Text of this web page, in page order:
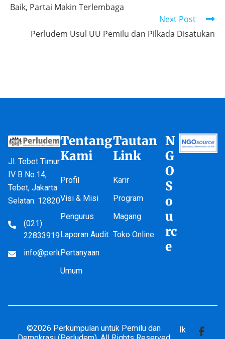
Baik, Partai Makin Terlembaga
Next Post
Perludem Usul UU Pemilu dan Pilkada Disatukan
Jl. Tebet Timur
IV B No.14,
Tebet, Jakarta
Selatan. 12820
(021)
22833919
info@perludem.or.id
Tentang
Kami
Profil
Visi & Misi
Pengurus
Laporan Audit
Pertanyaan
Umum
Tautan
Link
Karir
Program
Magang
Toko Online
N
G
O
S
o
u
rc
e
©2026 Perkumpulan untuk Pemilu dan
Ik